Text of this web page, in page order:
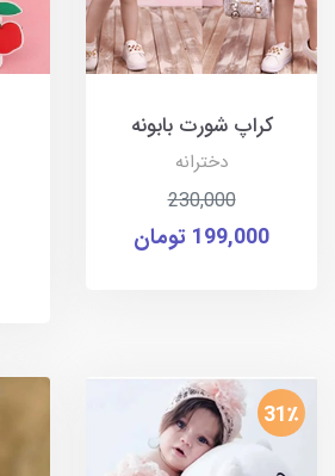
کراپ شورت بابونه
دخترانه
230,000
199,000 تومان
31٪